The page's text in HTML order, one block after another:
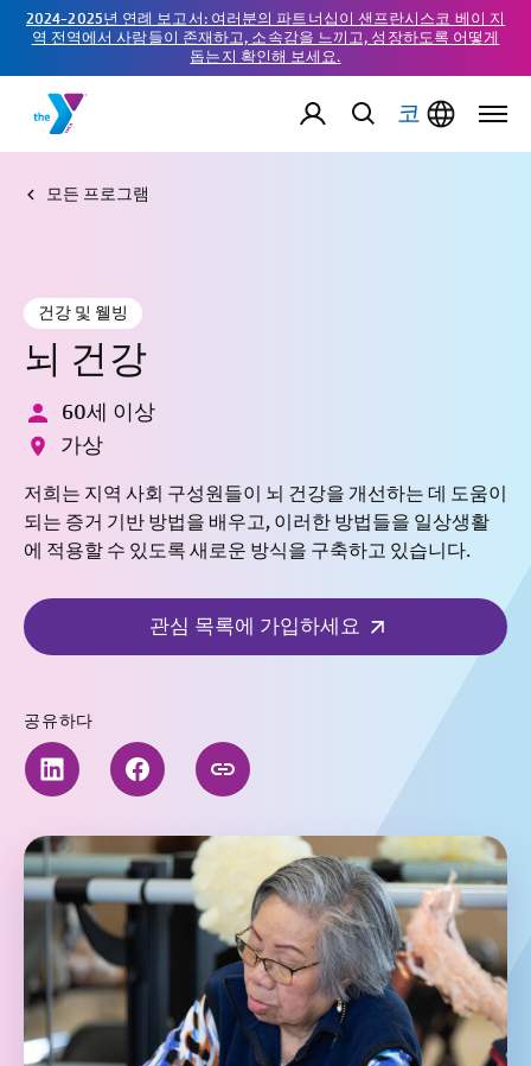
2024-2025년 연례 보고서: 여러분의 파트너십이 샌프란시스코 베이 지
역 전역에서 사람들이 존재하고, 소속감을 느끼고, 성장하도록 어떻게
돕는지 확인해 보세요.
코
모든 프로그램
건강 및 웰빙
뇌 건강
60세 이상
가상
저희는 지역 사회 구성원들이 뇌 건강을 개선하는 데 도움이
되는 증거 기반 방법을 배우고, 이러한 방법들을 일상생활
에 적용할 수 있도록 새로운 방식을 구축하고 있습니다.
관심 목록에 가입하세요
공유하다